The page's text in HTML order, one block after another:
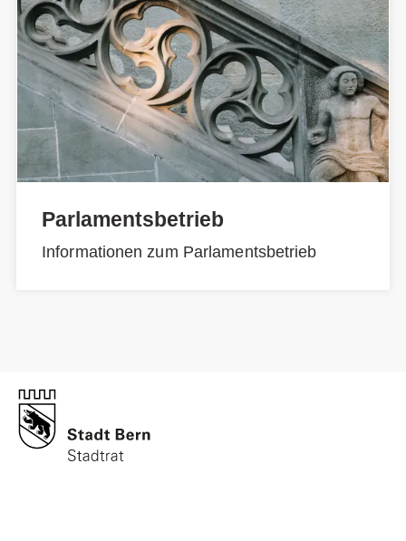
Parlamentsbetrieb
Informationen zum Parlamentsbetrieb